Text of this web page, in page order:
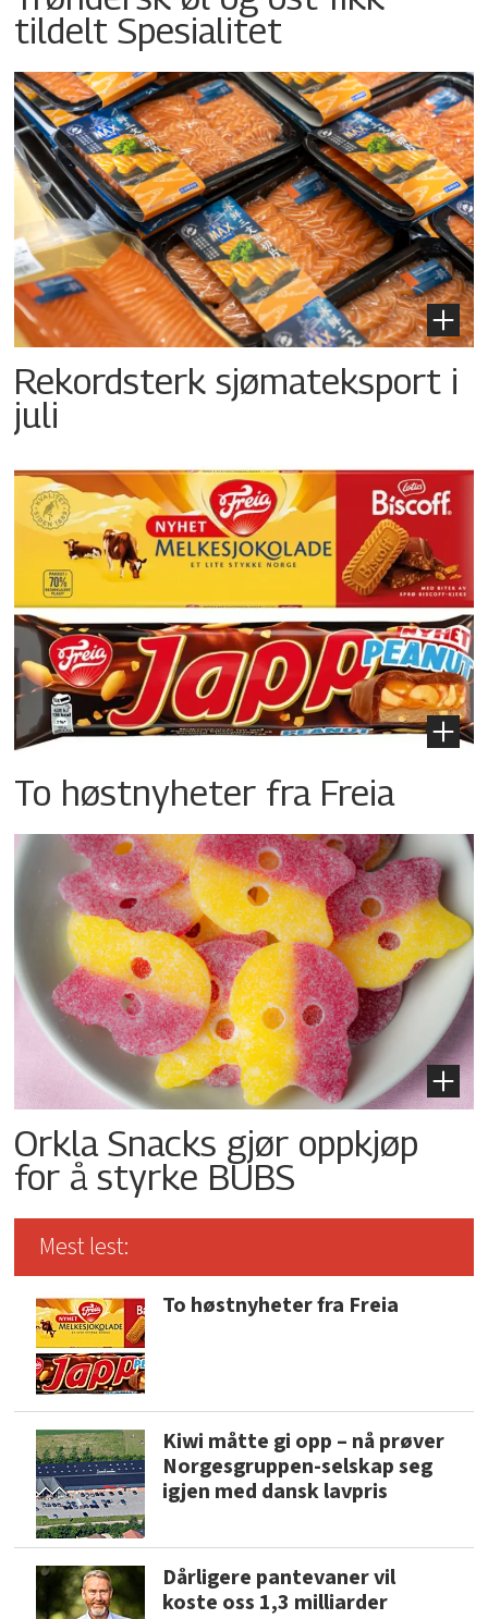
tildelt Spesialitet
Rekordsterk sjømateksport i
juli
To høstnyheter fra Freia
Orkla Snacks gjør oppkjøp
for å styrke BUBS
Mest lest:
To høstnyheter fra Freia
Kiwi måtte gi opp – nå prøver
Norgesgruppen-selskap seg
igjen med dansk lavpris
Dårligere pantevaner vil
koste oss 1,3 milliarder